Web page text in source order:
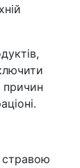
причин
стравою